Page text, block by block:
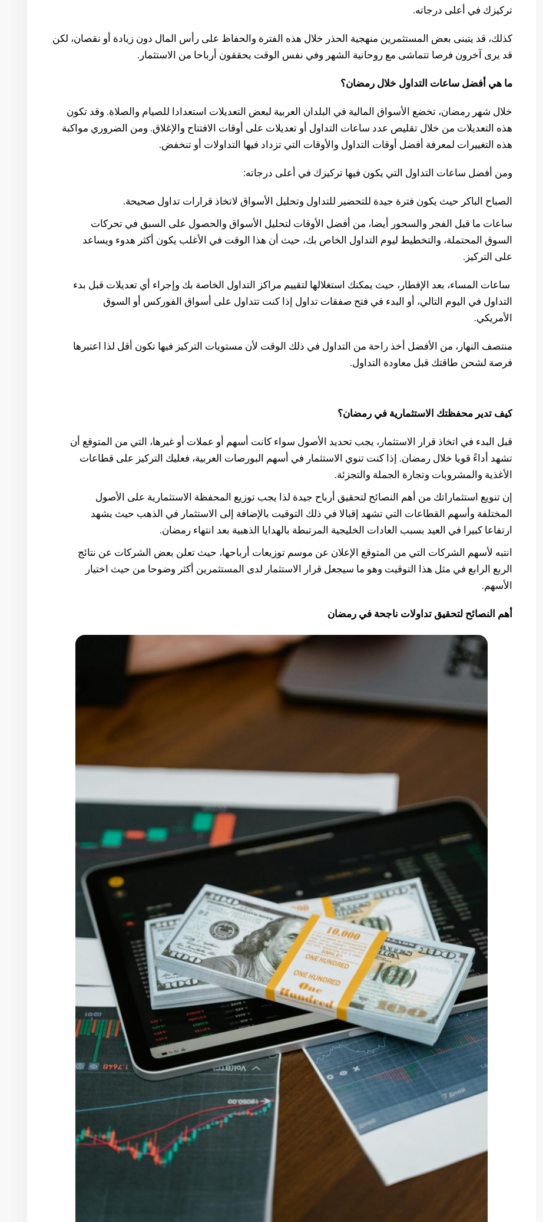
تركيزك في أعلى درجاته.
كذلك، قد يتبنى بعض المستثمرين منهجية الحذر خلال هذه الفترة والحفاظ على رأس المال دون زيادة أو نقصان، لكن
قد يرى آخرون فرصا تتماشى مع روحانية الشهر وفي نفس الوقت يحققون أرباحا من الاستثمار.
ما هي أفضل ساعات التداول خلال رمضان؟
خلال شهر رمضان، تخضع الأسواق المالية في البلدان العربية لبعض التعديلات استعدادا للصيام والصلاة. وقد تكون
هذه التعديلات من خلال تقليص عدد ساعات التداول أو تعديلات على أوقات الافتتاح والإغلاق. ومن الضروري مواكبة
هذه التغييرات لمعرفة أفضل أوقات التداول والأوقات التي تزداد فيها التداولات أو تنخفض.
ومن أفضل ساعات التداول التي يكون فيها تركيزك في أعلى درجاته:
الصباح الباكر حيث يكون فترة جيدة للتحضير للتداول وتحليل الأسواق لاتخاذ قرارات تداول صحيحة.
ساعات ما قبل الفجر والسحور أيضا، من أفضل الأوقات لتحليل الأسواق والحصول على السبق في تحركات
السوق المحتملة، والتخطيط ليوم التداول الخاص بك، حيث أن هذا الوقت في الأغلب يكون أكثر هدوء ويساعد
على التركيز.
ساعات المساء، بعد الإفطار، حيث يمكنك استغلالها لتقييم مراكز التداول الخاصة بك وإجراء أي تعديلات قبل بدء
التداول في اليوم التالي، أو البدء في فتح صفقات تداول إذا كنت تتداول على أسواق الفوركس أو السوق
الأمريكي.
منتصف النهار، من الأفضل أخذ راحة من التداول في ذلك الوقت لأن مستويات التركيز فيها تكون أقل لذا اعتبرها
فرصة لشحن طاقتك قبل معاودة التداول.
كيف تدير محفظتك الاستثمارية في رمضان؟
قبل البدء في اتخاذ قرار الاستثمار، يجب تحديد الأصول سواء كانت أسهم أو عملات أو غيرها، التي من المتوقع أن
تشهد أداءً قويا خلال رمضان. إذا كنت تنوي الاستثمار في أسهم البورصات العربية، فعليك التركيز على قطاعات
الأغذية والمشروبات وتجارة الجملة والتجزئة.
إن تنويع استثماراتك من أهم النصائح لتحقيق أرباح جيدة لذا يجب توزيع المحفظة الاستثمارية على الأصول
المختلفة وأسهم القطاعات التي تشهد إقبالا في ذلك التوقيت بالإضافة إلى الاستثمار في الذهب حيث يشهد
ارتفاعا كبيرا في العيد بسبب العادات الخليجية المرتبطة بالهدايا الذهبية بعد انتهاء رمضان.
انتبه لأسهم الشركات التي من المتوقع الإعلان عن موسم توزيعات أرباحها، حيث تعلن بعض الشركات عن نتائج
الربع الرابع في مثل هذا التوقيت وهو ما سيجعل قرار الاستثمار لدى المستثمرين أكثر وضوحا من حيث اختيار
الأسهم.
أهم النصائح لتحقيق تداولات ناجحة في رمضان